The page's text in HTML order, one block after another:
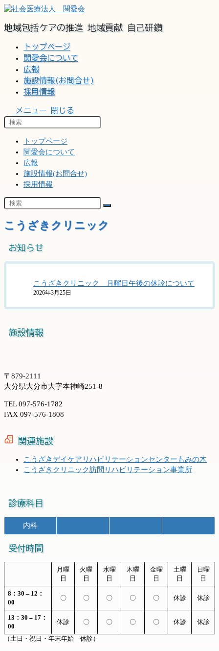
コ
テ
地域包括ケアの推進 地域貢献 自己研鑽
トップページ
関愛会について
広報
施設情報(お問合せ)
採用情報
メニュー 閉じる
トップページ
関愛会について
広報
施設情報(お問合せ)
採用情報
こうざきクリニック
お知らせ
こうざきクリニック 月曜日午後の休診について
2026年3月25日
施設情報
〒879-2111
大分県大分市大字本神崎251-8
TEL 097-576-1782
FAX 097-576-1808
関連施設
こうざきデイケアリハビリテーションセンターもみの木
こうざきクリニック訪問リハビリテーション事業所
診療科目
内科
受付時間
月曜
日
火曜
日
水曜
日
木曜
日
金曜
日
土曜
日
日曜
日
8：30 – 12：
00
〇 〇 〇 〇 〇 休診 休診
13：30 – 17：
00
休診 〇 〇 〇 〇 休診 休診
（土日・祝日・年末年始 休診）